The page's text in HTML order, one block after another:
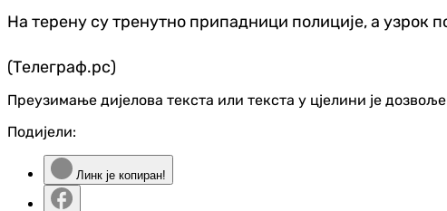
На терену су тренутно припадници полиције, а узрок
(Телеграф.рс)
Преузимање дијелова текста или текста у цјелини је
Подијели:
Линк је копиран!